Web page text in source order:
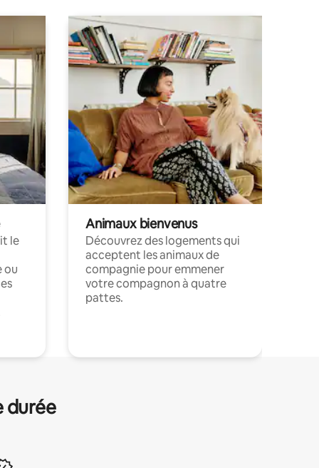
le
ou
Animaux bienvenus
Découvrez des logements qui
acceptent les animaux de
compagnie pour emmener
votre compagnon à quatre
pattes.
durée